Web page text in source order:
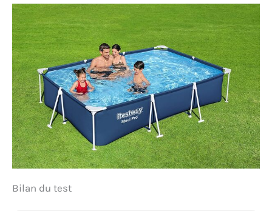
Bilan du test